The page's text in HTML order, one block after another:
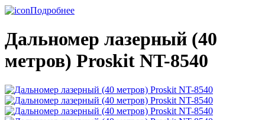
Подробнее
Дальномер лазерный (40
метров) Proskit NT-8540